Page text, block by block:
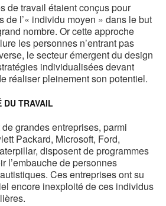
de travail étaient conçus pour
de l’« individu moyen » dans le but
nombre. Or cette approche
les personnes n’entrant pas
le secteur émergent du design
individualisées devant
réaliser pleinement son potentiel.
DU TRAVAIL
grandes entreprises, parmi
Packard, Microsoft, Ford,
disposent de programmes
l’embauche de personnes
Ces entreprises ont su
encore inexploité de ces individus